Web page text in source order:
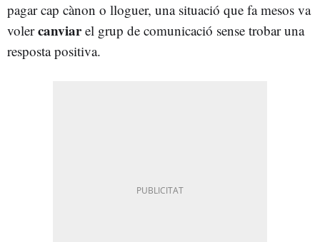
pagar cap cànon o lloguer, una situació que fa mesos va
volercanviarel grup de comunicació sense trobar una
resposta positiva.